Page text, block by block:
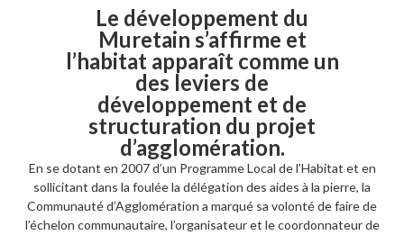
Le développement du
Muretain s’affirme et
l’habitat apparaît comme un
des leviers de
développement et de
structuration du projet
d’agglomération.
En se dotant en 2007 d’un Programme Local de l’Habitat et en
sollicitant dans la foulée la délégation des aides à la pierre, la
Communauté d’Agglomération a marqué sa volonté de faire de
l’échelon communautaire, l’organisateur et le coordonnateur de